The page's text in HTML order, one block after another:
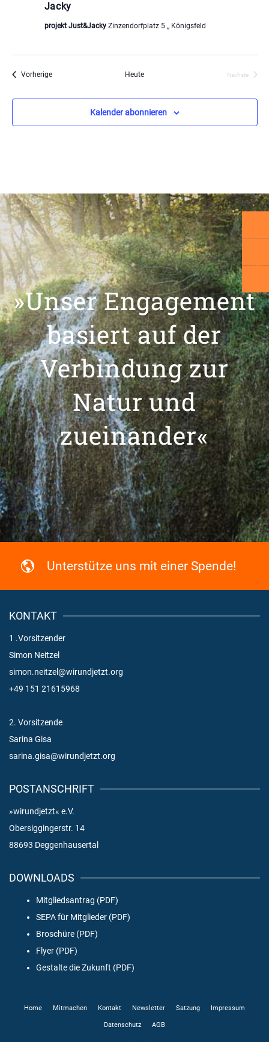
Jacky
projekt Just&Jacky Zinzendorfplatz 5 ,, Königsfeld
VorherigeVeranstaltungen Heute
Nächste
Kalender abonnieren
»Unser Engagement
basiert auf der
Verbindung zur
Natur und
zueinander«
Unterstütze uns mit einer Spende!
KONTAKT
1 .Vorsitzender
Simon Neitzel
simon.neitzel@wirundjetzt.org
+49 151 21615968
2. Vorsitzende
Sarina Gisa
sarina.gisa@wirundjetzt.org
POSTANSCHRIFT
»wirundjetzt« e.V.
Obersiggingerstr. 14
88693 Deggenhausertal
DOWNLOADS
Mitgliedsantrag (PDF)
SEPA für Mitglieder (PDF)
Broschüre (PDF)
Flyer (PDF)
Gestalte die Zukunft (PDF)
Home Mitmachen Kontakt Newsletter Satzung Impressum
Datenschutz AGB